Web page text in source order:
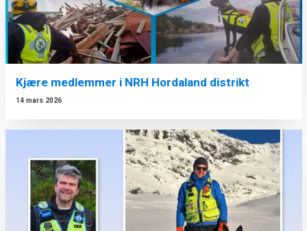
Kjære medlemmer i NRH Hordaland distrikt
14 mars 2026